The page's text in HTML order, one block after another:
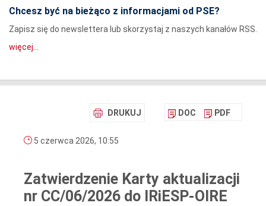
Chcesz być na bieżąco z informacjami od PSE?
Zapisz się do newslettera lub skorzystaj z naszych kanałów RSS.
więcej...
DRUKUJ DOC PDF
5 czerwca 2026, 10:55
Zatwierdzenie Karty aktualizacji
nr CC/06/2026 do IRiESP-OIRE